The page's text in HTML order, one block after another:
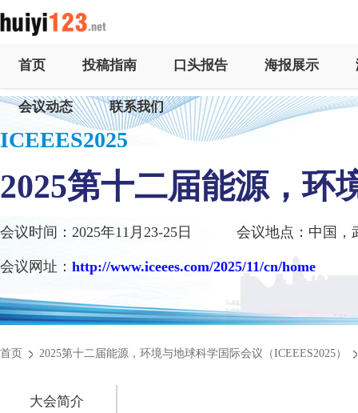
首页 投稿指南 口头报告 海报展示
会议动态 联系我们
ICEEES2025
2025第十二届能源，环
会议时间：2025年11月23-25日 会议地点：中国，
会议网址： http://www.iceees.com/2025/11/cn/home
首页 2025第十二届能源，环境与地球科学国际会议（ICEEES2025）
大会简介